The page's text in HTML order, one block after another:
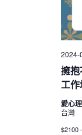
擁
工作
2024-
愛心
台灣
$2100